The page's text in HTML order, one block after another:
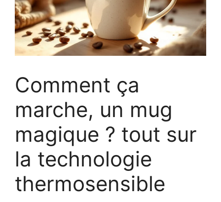
Comment ça
marche, un mug
magique ? tout sur
la technologie
thermosensible